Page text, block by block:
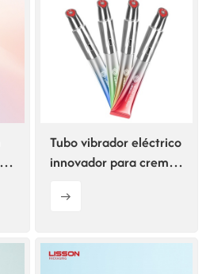
Tubo vibrador eléctrico
innovador para crema
metálico.